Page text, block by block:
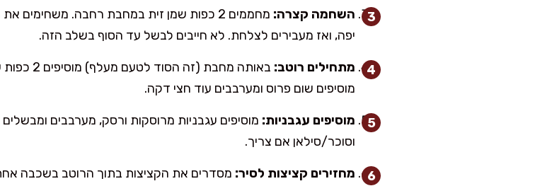
השחמה קצרה:
יפה, ואז מעבירים לצלחת. לא חייבים לבשל עד הסוף בשלב הזה.
מתחילים רוטב:
מוסיפים שום פרוס ומערבבים עוד חצי דקה.
מוסיפים עגבניות: מוסיפים עגבניות מרוסקות ורסק, מערבבים
וסוכר/סילאן אם צריך.
מחזירים קציצות לסיר: מסדרים את הקציצות בתוך הרוטב בשכבה